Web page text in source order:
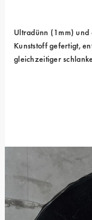
Ultradünn (1mm)
Kunststoff gefertigt,
gleichzeitiger